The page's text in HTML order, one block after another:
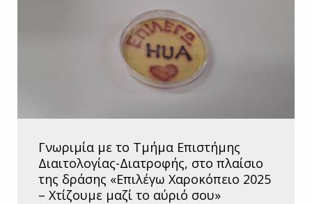
Γνωριμία με το Τμήμα Επιστήμης
Διαιτολογίας-Διατροφής, στο πλαίσιο
της δράσης «Επιλέγω Χαροκόπειο 2025
– Χτίζουμε μαζί το αύριό σου»